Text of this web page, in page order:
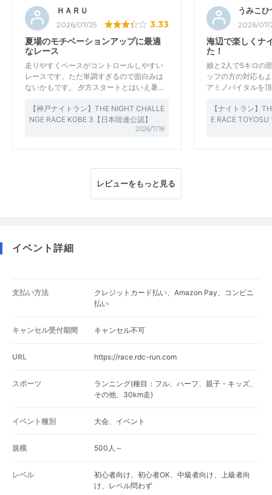
ＨＡＲＵ
2026/07/25 3.33
夏場のモチベーションアップに最適
なレース
走りやすくペースがコントロールしやすい
レースです。ただ単調すぎるので面白みは
ないかもです。 夕方スタートとはいえ暑…
【神戸ナイトラン】THE NIGHT CHALLE
NGE RACE KOBE 3【日本陸連公認】
2026/7/18
うみこひ
2026/07/
海辺で楽しくナ
た！
娘と2人で5キロの
ッフの方の対応も
アミノバイタルを
【ナイトラン】
E RACE
レビューをもっと見る
イベント詳細
支払い方法
クレジットカード払い、Amazon Pay、コンビニ
払い
キャンセル受付期間 キャンセル不可
URL https://race.rdc-run.com
スポーツ
ランニング(種目：フル、ハーフ、親子・キッズ、
その他、30km走)
イベント種別 大会、イベント
規模 500人～
レベル
初心者向け、初心者OK、中級者向け、上級者向
け、レベル問わず